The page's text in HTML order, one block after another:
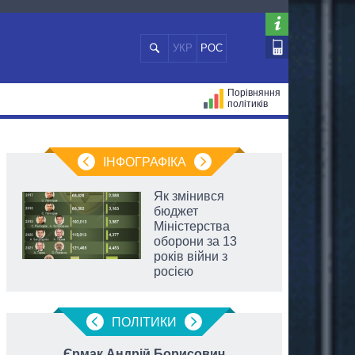
УКР РОС
Порівняння
політиків
ІНФОГРАФІКА
Як змінився
бюджет
Міністерства
оборони за 13
років війни з
росією
ПОЛIТИКИ